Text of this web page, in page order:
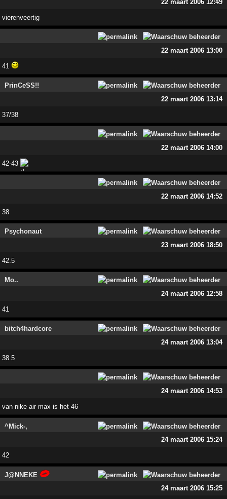
22 maart 2006 12:49
vierenveertig
22 maart 2006 13:00
41
PrinCeSS!!
22 maart 2006 13:14
37/38
22 maart 2006 14:00
42-43
22 maart 2006 14:52
38
Psychonaut
23 maart 2006 18:50
42.5
Mo..
24 maart 2006 12:58
41
bitch4hardcore
24 maart 2006 13:04
38.5
24 maart 2006 14:53
van nike air max is het 46
^Mick-,
24 maart 2006 15:24
42
J@NNEKE
24 maart 2006 15:25